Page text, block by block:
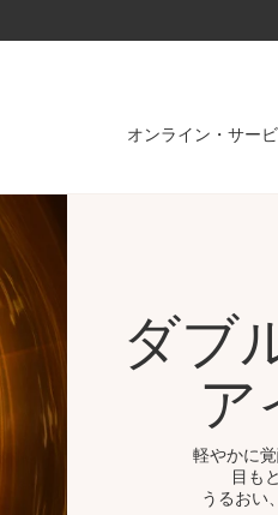
オンライン・サー
ダブ
軽やかに
目も
うるおい